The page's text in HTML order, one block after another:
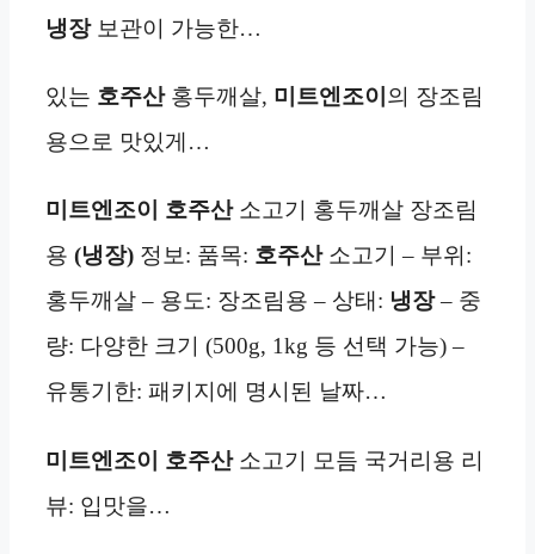
냉장보관이 가능한…
있는 호주산홍두깨살, 미트엔조이 의 장조림
용으로 맛있게…
미트엔조이 호주산소고기 홍두깨살 장조림
용 (냉장) 정보: 품목: 호주산소고기 – 부위:
홍두깨살 – 용도: 장조림용 – 상태: 냉장– 중
량: 다양한 크기 (500g, 1kg 등 선택 가능) –
유통기한: 패키지에 명시된 날짜…
미트엔조이 호주산소고기 모듬 국거리용 리
뷰: 입맛을…